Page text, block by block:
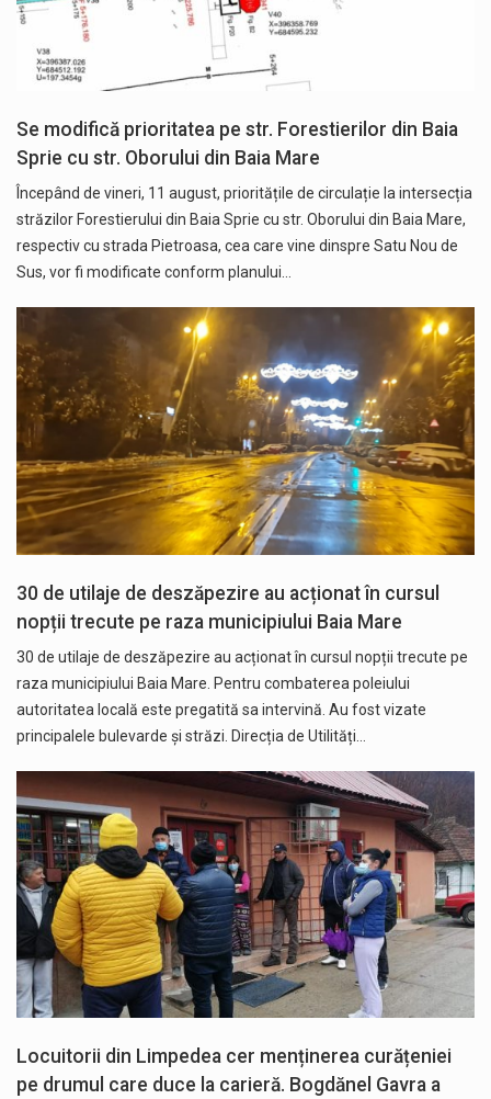
Se modifică prioritatea pe str. Forestierilor din Baia
Sprie cu str. Oborului din Baia Mare
Începând de vineri, 11 august, prioritățile de circulație la intersecția
străzilor Forestierului din Baia Sprie cu str. Oborului din Baia Mare,
respectiv cu strada Pietroasa, cea care vine dinspre Satu Nou de
Sus, vor fi modificate conform planului…
30 de utilaje de deszăpezire au acționat în cursul
nopții trecute pe raza municipiului Baia Mare
30 de utilaje de deszăpezire au acționat în cursul nopții trecute pe
raza municipiului Baia Mare. Pentru combaterea poleiului
autoritatea locală este pregatită sa intervină. Au fost vizate
principalele bulevarde și străzi. Direcția de Utilități…
Locuitorii din Limpedea cer menținerea curățeniei
pe drumul care duce la carieră. Bogdănel Gavra a